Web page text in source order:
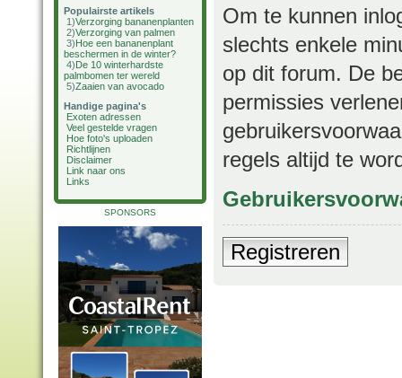
Populairste artikels
1)Verzorging bananenplanten
2)Verzorging van palmen
3)Hoe een bananenplant
beschermen in de winter?
4)De 10 winterhardste
palmbomen ter wereld
5)Zaaien van avocado
Handige pagina's
Exoten adressen
Veel gestelde vragen
Hoe foto's uploaden
Richtlijnen
Disclaimer
Link naar ons
Links
SPONSORS
Om te kunnen
slechts enkele
op dit forum. De
permissies
regels altijd te
Registreren